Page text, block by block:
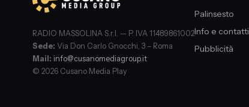
RADIO MASSOLINA S.r.l. — P. IVA 11489861002
Sede: Via Don Carlo Gnocchi, 3 – Roma
Mail: info@cusanomediagroup.it
© 2026 Cusano Media Play
Palinsesto
Info e contatti
Pubblicità